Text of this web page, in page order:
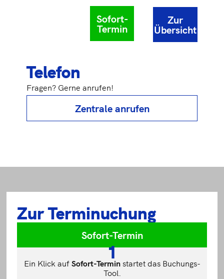
Sofort-
Termin
Zur
Übersicht
Telefon
Fragen? Gerne anrufen!
Zentrale anrufen
Zur Terminuchung
Sofort-Termin
1
Ein Klick aufSofort-Terminstartet das Buchungs-
Tool.